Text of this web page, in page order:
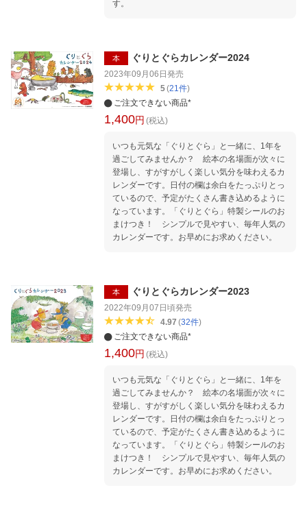
す。
本 ぐりとぐらカレンダー2024
2023年09月06日発売
5(21件)
ご注文できない商品*
1,400円 (税込)
いつも元気な「ぐりとぐら」と一緒に、1年を
過ごしてみませんか？ 絵本の名場面が次々に
登場し、すがすがしく楽しい気分を味わえるカ
レンダーです。日付の欄は余白をたっぷりとっ
ているので、予定がたくさん書き込めるように
なっています。「ぐりとぐら」特製シールのお
まけつき！ シンプルで見やすい、毎年人気の
カレンダーです。お早めにお求めください。
本 ぐりとぐらカレンダー2023
2022年09月07日頃発売
4.97 (32件)
ご注文できない商品*
1,400円 (税込)
いつも元気な「ぐりとぐら」と一緒に、1年を
過ごしてみませんか？ 絵本の名場面が次々に
登場し、すがすがしく楽しい気分を味わえるカ
レンダーです。日付の欄は余白をたっぷりとっ
ているので、予定がたくさん書き込めるように
なっています。「ぐりとぐら」特製シールのお
まけつき！ シンプルで見やすい、毎年人気の
カレンダーです。お早めにお求めください。